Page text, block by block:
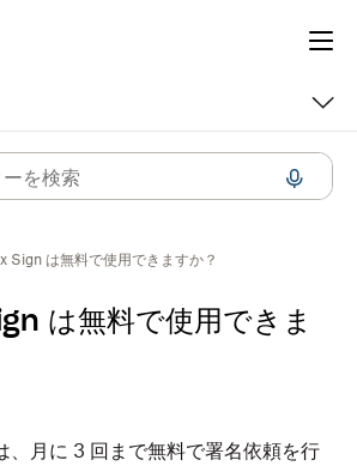
Sign は無料で使用できますか？
は無料で使用できま
月に 3 回まで無料で署名依頼を行